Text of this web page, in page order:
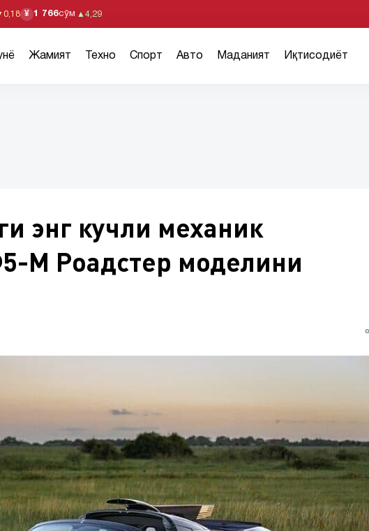
0,18 ¥ 1 766сўм ▲ 4,29
Жамият Техно Спорт Авто Маданият Иқтисодиёт
энг кучли механик
М Роадстер моделини